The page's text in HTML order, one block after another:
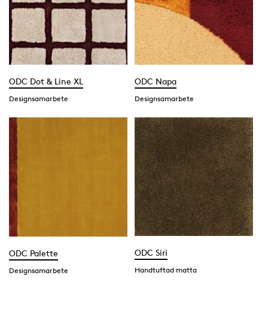
ODC Dot & Line XL
Designsamarbete
ODC Napa
Designsamarbete
ODC Palette
Designsamarbete
ODC Siri
Handtuftad matta